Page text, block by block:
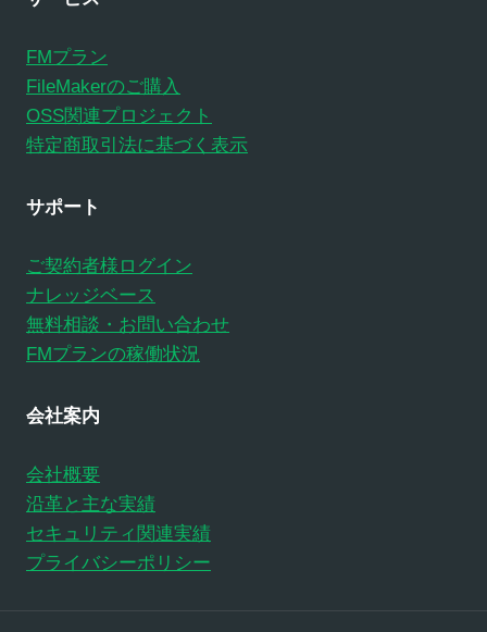
FMプラン
FileMakerのご購入
OSS関連プロジェクト
特定商取引法に基づく表示
サポート
ご契約者様ログイン
ナレッジベース
無料相談・お問い合わせ
FMプランの稼働状況
会社案内
会社概要
沿革と主な実績
セキュリティ関連実績
プライバシーポリシー